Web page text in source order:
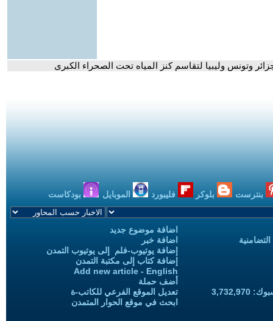
وتونس وليبيا لتقاسم كنز المياه تحت الصحراء الكبرى
بنترست بلوكر فليبورد الموبايل بودكاست
اضافة موضوع جديد
اضافة خبر
إضافة يوتيوب-فلم إلى يوتيوب التمدن
إضافة كتاب إلى مكتبة التمدن
Add new article - English
أضف حملة
تعديل الموقع الفرعي للكاتب-ة
ابحث في موقع الحوار المتمدن